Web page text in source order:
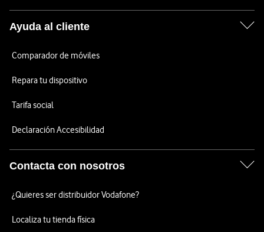
Ayuda al cliente
Comparador de móviles
Repara tu dispositivo
Tarifa social
Declaración Accesibilidad
Contacta con nosotros
¿Quieres ser distribuidor Vodafone?
Localiza tu tienda física